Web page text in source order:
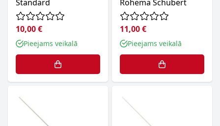
Standard
10,00 €
Pieejams veikalā
Rohema Schubert
11,00 €
Pieejams veikalā